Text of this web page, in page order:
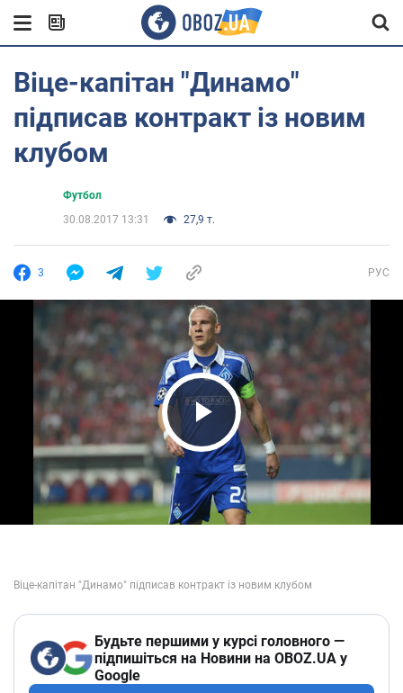
Віце-капітан "Динамо"
підписав контракт із новим
клубом
Футбол
30.08.2017 13:31
27,9 т.
3 РУС
Play Video
Будьте першими у курсі головного —
підпишіться на Новини на OBOZ.UA у
Google